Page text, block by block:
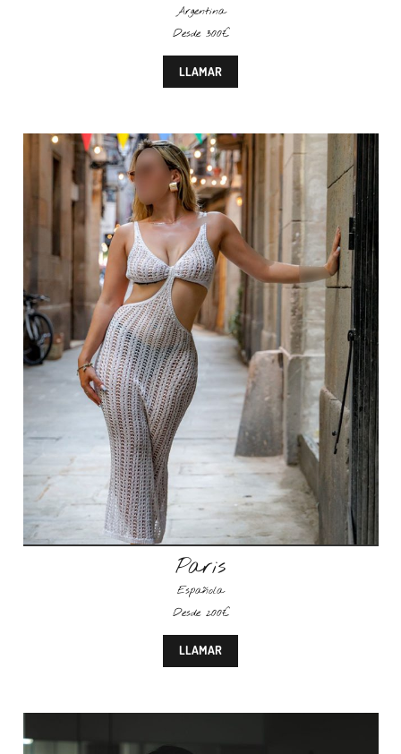
Argentina
Desde 300€
LLAMAR
Paris
Española
Desde 200€
LLAMAR